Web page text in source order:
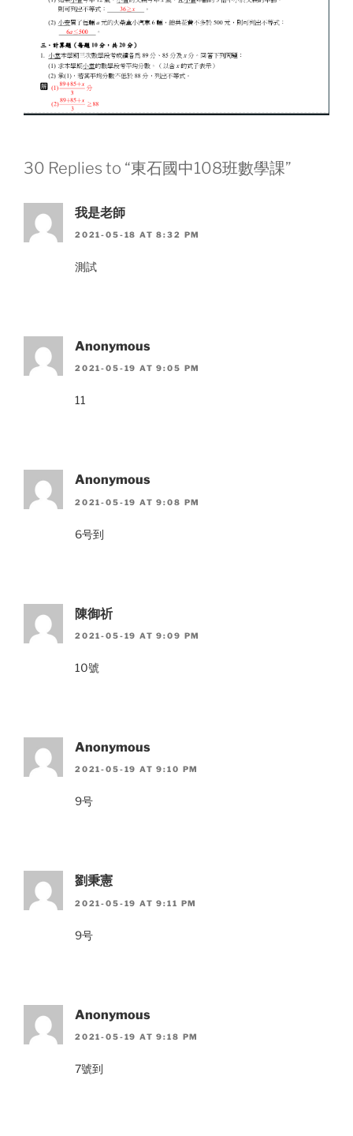
30 Replies to “東石國中108班數學課”
我是老師
2021-05-18 AT 8:32 PM
測試
Anonymous
2021-05-19 AT 9:05 PM
11
Anonymous
2021-05-19 AT 9:08 PM
6号到
陳御祈
2021-05-19 AT 9:09 PM
10號
Anonymous
2021-05-19 AT 9:10 PM
9号
劉秉憲
2021-05-19 AT 9:11 PM
9号
Anonymous
2021-05-19 AT 9:18 PM
7號到